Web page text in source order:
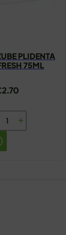
PLIDENTA
75ML
2.70